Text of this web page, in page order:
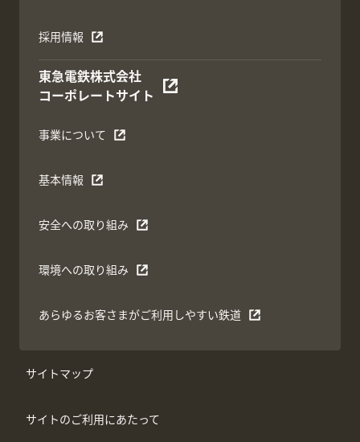
採用情報
東急電鉄株式会社
コーポレートサイト
事業について
基本情報
安全への取り組み
環境への取り組み
あらゆるお客さまがご利用しやすい鉄道
サイトマップ
サイトのご利用にあたって